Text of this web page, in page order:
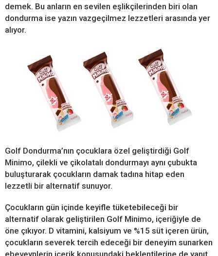
demek. Bu anların en sevilen eşlikçilerinden biri olan
dondurma ise yazın vazgeçilmez lezzetleri arasında yer
alıyor.
Golf Dondurma’nın çocuklara özel geliştirdiği Golf
Minimo, çilekli ve çikolatalı dondurmayı aynı çubukta
buluşturarak çocukların damak tadına hitap eden
lezzetli bir alternatif sunuyor.
Çocukların gün içinde keyifle tüketebileceği bir
alternatif olarak geliştirilen Golf Minimo, içeriğiyle de
öne çıkıyor. D vitamini, kalsiyum ve %15 süt içeren ürün,
çocukların severek tercih edeceği bir deneyim sunarken
ebeveynlerin içerik konusundaki beklentilerine de yanıt